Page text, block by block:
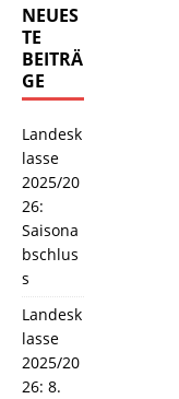
NEUES
TE
BEITRÄ
GE
Landesk
lasse
2025/20
26:
Saisona
bschlus
s
Landesk
lasse
2025/20
26: 8.